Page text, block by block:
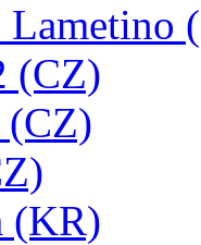
Lametino
(CZ)
(CZ)
(KR)